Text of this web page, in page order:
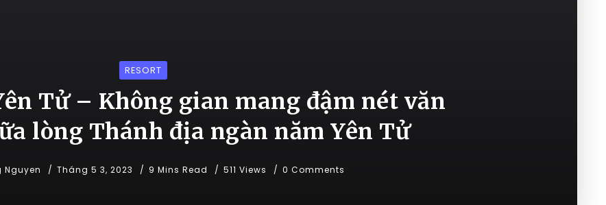
RESORT
Tử – Không gian mang đậm nét văn
lòng Thánh địa ngàn năm Yên Tử
Nguyen Tháng 5 3, 2023 9 Mins Read 511 Views 0 Comments